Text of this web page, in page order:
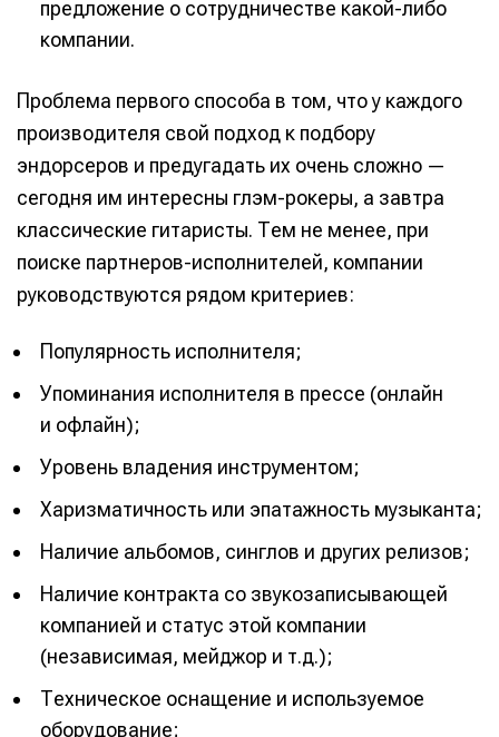
Информация
Редакционная политика (в разработке)
Предложение новостей Помощь проекту
Информация
Редакционная политика (в разработке)
Предложение новостей Помощь проекту
предложение о сотрудничестве какой-либо
компании.
Проблема первого способа в том, что у каждого
производителя свой подход к подбору
эндорсеров и предугадать их очень сложно —
сегодня им интересны глэм-рокеры, а завтра
классические гитаристы. Тем не менее, при
поиске партнеров-исполнителей, компании
руководствуются рядом критериев:
Популярность исполнителя;
Упоминания исполнителя в прессе (онлайн
и офлайн);
Уровень владения инструментом;
Харизматичность или эпатажность музыканта;
Наличие альбомов, синглов и других релизов;
Наличие контракта со звукозаписывающей
компанией и статус этой компании
(независимая, мейджор и т.д.);
Техническое оснащение и используемое
оборудование;